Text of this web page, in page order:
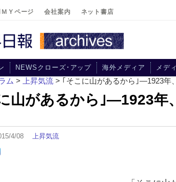
Ｙページ 会社案内 ネット書店
NEWSクローズ･アップ 海外メディア メデ
ム > 上昇気流 > ｢そこに山があるから｣―1923年
山があるから｣―1923年
4/08 上昇気流